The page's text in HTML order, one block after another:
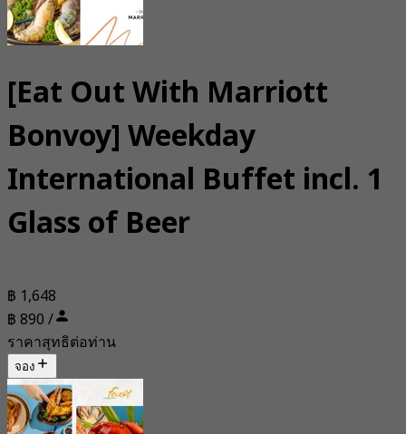
[Eat Out With Marriott
Bonvoy] Weekday
International Buffet incl. 1
Glass of Beer
฿ 1,648
฿ 890 /
ราคาสุทธิต่อท่าน
จอง